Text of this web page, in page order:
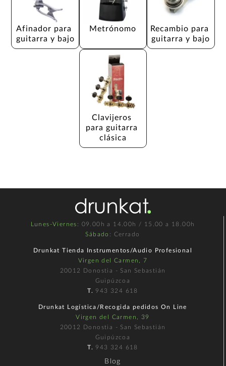
Afinador para
guitarra y bajo
Metrónomo
Recambio para
guitarra y bajo
Clavijeros
para guitarra
clásica
Lunes-Viernes : 09.00h a 14.00h / 15.00 a 18.00h
Sábado : Cerrado
Drunkat Tienda Instrumentos/Audio Profesional
Virgen del Carmen, 7
20012 Donostia - San Sebastián
Guipúzcoa
T. 943 324 618
Drunkat Logística/Recogida pedidos On Line
Virgen del Carmen, 39
20012 Donostia - San Sebastián
Guipúzcoa
T. 943 324 618
Blog